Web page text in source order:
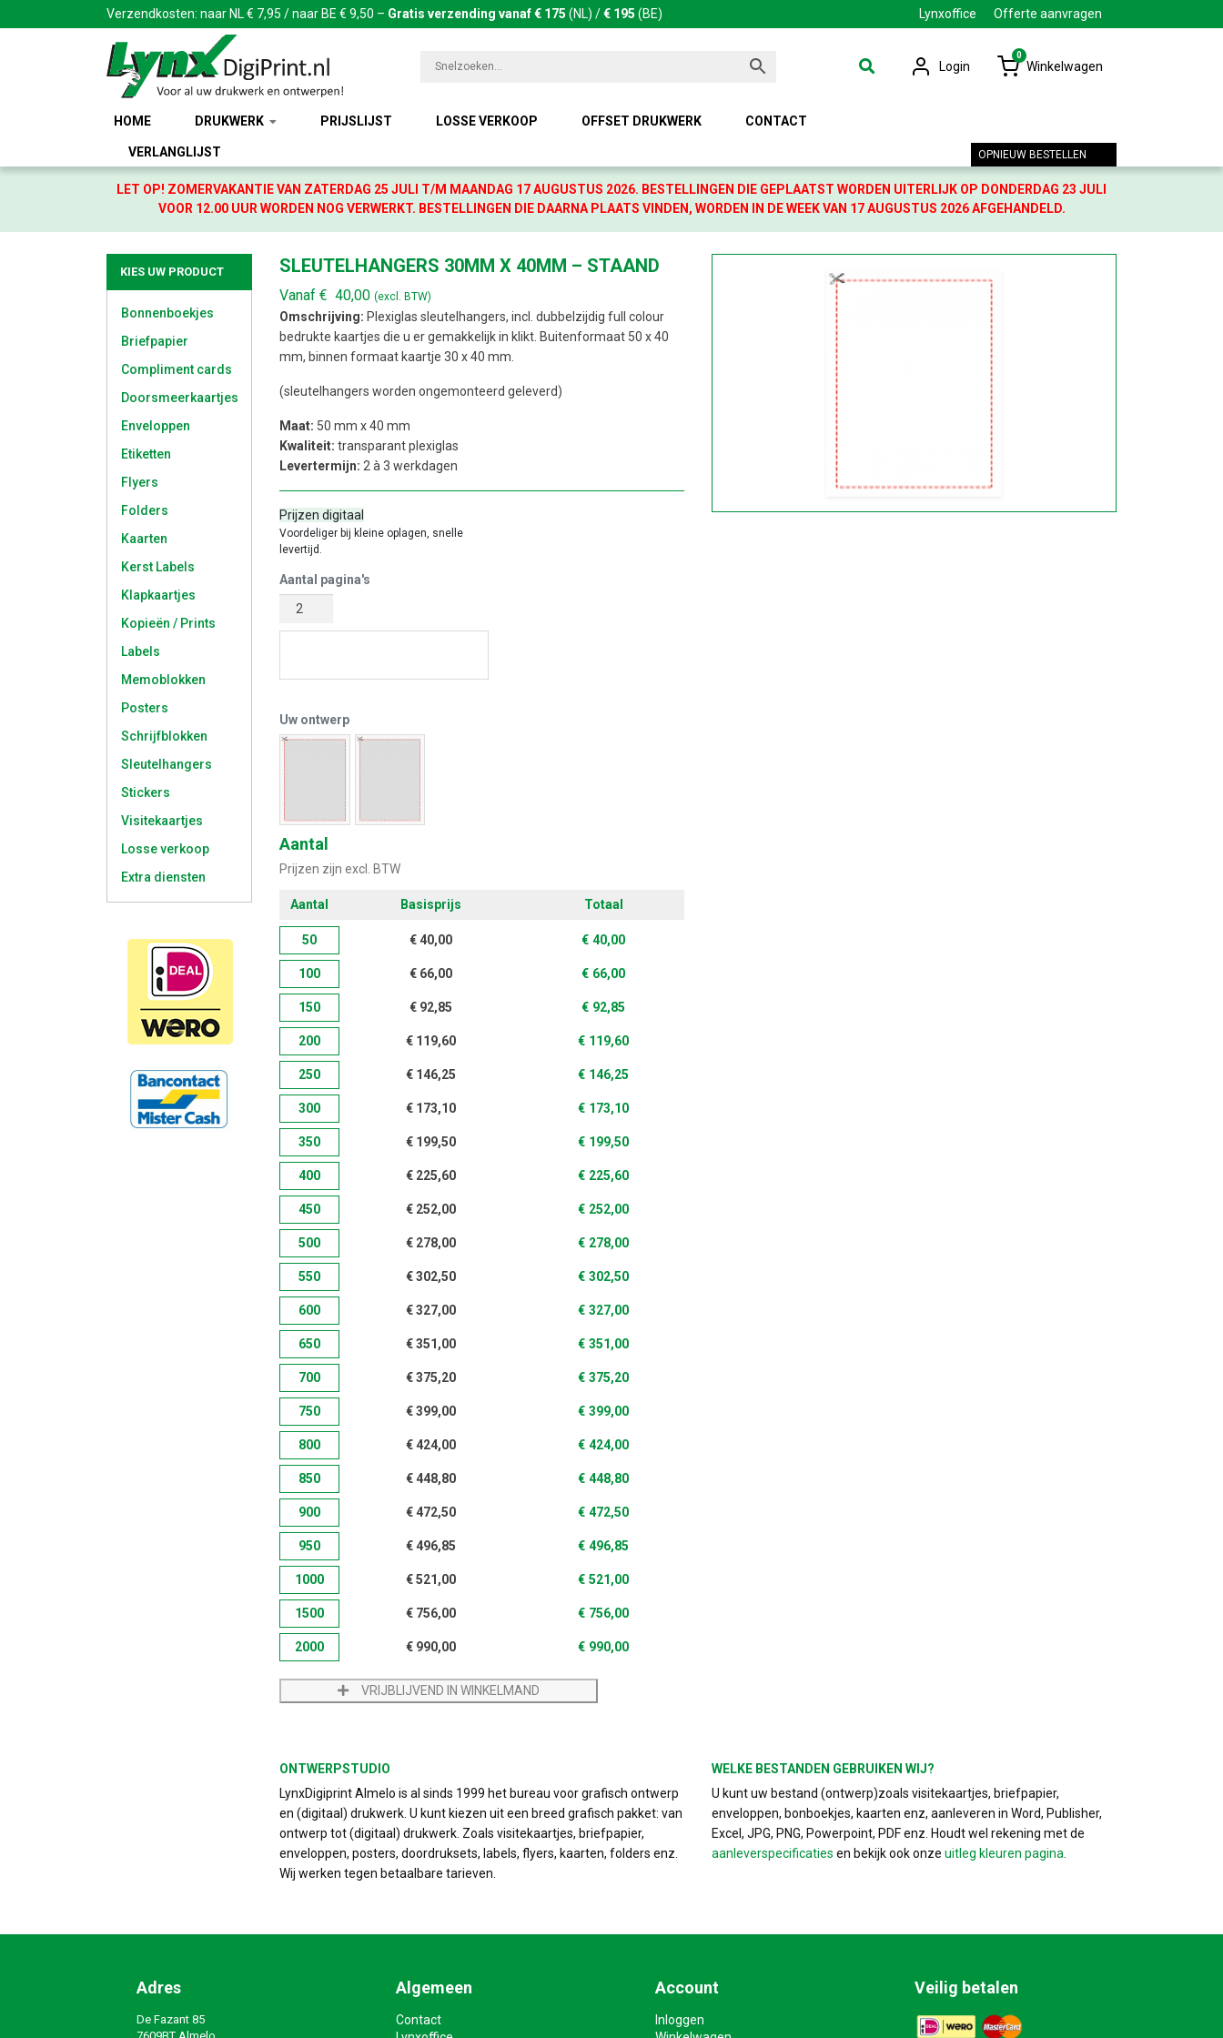
Verzendkosten: naar NL € 7,95 / naar BE € 9,50 – Gratis verzending vanaf € 175 (NL) /€ 195 (BE) Lynxoffice Offerte aanvragen
Login
0
Winkelwagen
HOME DRUKWERK PRIJSLIJST LOSSE VERKOOP OFFSET DRUKWERK CONTACT
VERLANGLIJST OPNIEUW BESTELLEN
LET OP! ZOMERVAKANTIE VAN ZATERDAG 25 JULI T/M MAANDAG 17 AUGUSTUS 2026. BESTELLINGEN DIE GEPLAATST WORDEN UITERLIJK OP DONDERDAG 23 JULI
VOOR 12.00 UUR WORDEN NOG VERWERKT. BESTELLINGEN DIE DAARNA PLAATS VINDEN, WORDEN IN DE WEEK VAN 17 AUGUSTUS 2026 AFGEHANDELD.
KIES UW PRODUCT
Bonnenboekjes
Briefpapier
Compliment cards
Doorsmeerkaartjes
Enveloppen
Etiketten
Flyers
Folders
Kaarten
Kerst Labels
Klapkaartjes
Kopieën / Prints
Labels
Memoblokken
Posters
Schrijfblokken
Sleutelhangers
Stickers
Visitekaartjes
Losse verkoop
Extra diensten
SLEUTELHANGERS 30MM X 40MM – STAAND
Vanaf € 40,00 (excl. BTW)
Omschrijving: Plexiglas sleutelhangers, incl. dubbelzijdig full colour
bedrukte kaartjes die u er gemakkelijk in klikt. Buitenformaat 50 x 40
mm, binnen formaat kaartje 30 x 40 mm.
(sleutelhangers worden ongemonteerd geleverd)
Maat: 50 mm x 40 mm
Kwaliteit: transparant plexiglas
Levertermijn: 2 à 3 werkdagen
Prijzen digitaal
Voordeliger bij kleine oplagen, snelle
levertijd.
Aantal pagina's
Uw ontwerp
Aantal
Prijzen zijn excl. BTW
Aantal Basisprijs Totaal
50 € 40,00 € 40,00
100 € 66,00 € 66,00
150 € 92,85 € 92,85
200 € 119,60 € 119,60
250 € 146,25 € 146,25
300 € 173,10 € 173,10
350 € 199,50 € 199,50
400 € 225,60 € 225,60
450 € 252,00 € 252,00
500 € 278,00 € 278,00
550 € 302,50 € 302,50
600 € 327,00 € 327,00
650 € 351,00 € 351,00
700 € 375,20 € 375,20
750 € 399,00 € 399,00
800 € 424,00 € 424,00
850 € 448,80 € 448,80
900 € 472,50 € 472,50
950 € 496,85 € 496,85
1000 € 521,00 € 521,00
1500 € 756,00 € 756,00
2000 € 990,00 € 990,00
VRIJBLIJVEND IN WINKELMAND
ONTWERPSTUDIO
LynxDigiprint Almelo is al sinds 1999 het bureau voor grafisch ontwerp
en (digitaal) drukwerk. U kunt kiezen uit een breed grafisch pakket: van
ontwerp tot (digitaal) drukwerk. Zoals visitekaartjes, briefpapier,
enveloppen, posters, doordruksets, labels, flyers, kaarten, folders enz.
Wij werken tegen betaalbare tarieven.
WELKE BESTANDEN GEBRUIKEN WIJ?
U kunt uw bestand (ontwerp)zoals visitekaartjes, briefpapier,
enveloppen, bonboekjes, kaarten enz, aanleveren in Word, Publisher,
Excel, JPG, PNG, Powerpoint, PDF enz. Houdt wel rekening met de
aanleverspecificaties en bekijk ook onze uitleg kleuren pagina.
Adres
De Fazant 85
Algemeen
Contact
Account
Inloggen
Veilig betalen